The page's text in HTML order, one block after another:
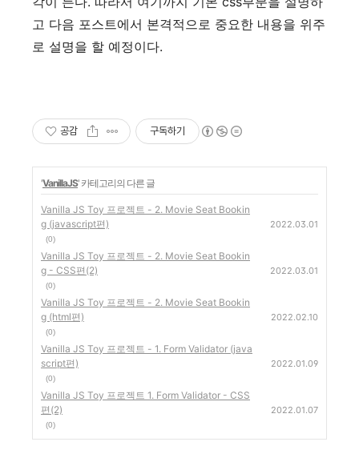
고 다음 포스트에서 본격적으로 중요한 내용을 위주
로 설명을 할 예정이다.
공감 구독하기
'VanillaJS' 카테고리의 다른 글
Vanilla JS Toy 프로젝트 - 2. Movie Seat Bookin
g (javascript편)
(0)
2022.03.01
Vanilla JS Toy 프로젝트 - 2. Movie Seat Bookin
g - CSS편(2)
(0)
2022.03.01
Vanilla JS Toy 프로젝트 - 2. Movie Seat Bookin
g (html편)
(0)
2022.02.10
Vanilla JS Toy 프로젝트 - 1. Form Validator (java
script편)
(0)
2022.01.09
Vanilla JS Toy 프로젝트 1. Form Validator - CSS
편(2)
(0)
2022.01.07